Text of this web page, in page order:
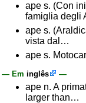
ape s. (Con
famiglia degli
ape s.
vista dal…
ape s.
— Em inglês —
ape n. A
larger than…